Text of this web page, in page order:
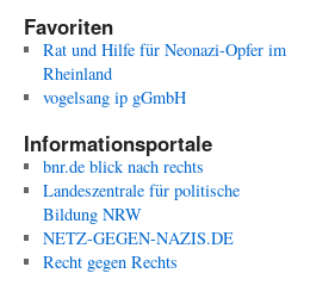
Favoriten
Rat und Hilfe für Neonazi-Opfer im
Rheinland
vogelsang ip gGmbH
Informationsportale
bnr.de blick nach rechts
Landeszentrale für politische
Bildung NRW
NETZ-GEGEN-NAZIS.DE
Recht gegen Rechts